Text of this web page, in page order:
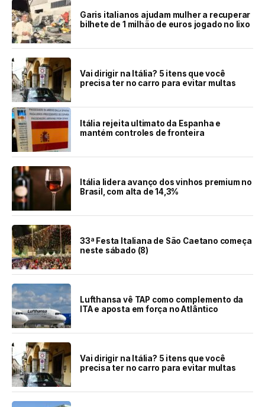
Garis italianos ajudam mulher a recuperar
bilhete de 1 milhão de euros jogado no lixo
Vai dirigir na Itália? 5 itens que você
precisa ter no carro para evitar multas
Itália rejeita ultimato da Espanha e
mantém controles de fronteira
Itália lidera avanço dos vinhos premium no
Brasil, com alta de 14,3%
33ª Festa Italiana de São Caetano começa
neste sábado (8)
Lufthansa vê TAP como complemento da
ITA e aposta em força no Atlântico
Vai dirigir na Itália? 5 itens que você
precisa ter no carro para evitar multas